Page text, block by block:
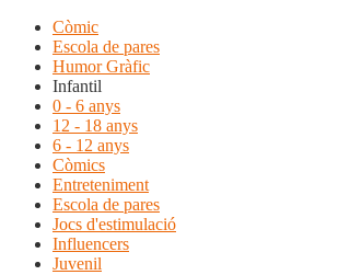
Còmic
Escola de pares
Humor Gràfic
Infantil
0 - 6 anys
12 - 18 anys
6 - 12 anys
Còmics
Entreteniment
Escola de pares
Jocs d'estimulació
Influencers
Juvenil